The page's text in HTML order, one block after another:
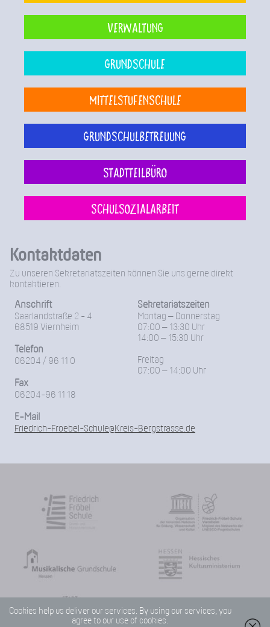
Verwaltung
Grundschule
Mittelstufenschule
Grundschulbetreuung
Stadtteilbüro
Schulsozialarbeit
Kontaktdaten
Zu unseren Sekretariatszeiten können Sie uns gerne direkt
kontaktieren.
Anschrift
Saarlandstraße 2 - 4
68519 Viernheim
Telefon
06204 / 96 11 0
Fax
06204-96 11 18
Sekretariatszeiten
Montag – Donnerstag
07:00 – 13:30 Uhr
14:00 – 15:30 Uhr
Freitag
07:00 – 14:00 Uhr
E-Mail
Friedrich-Froebel-Schule@Kreis-Bergstrasse.de
Cookies help us deliver our services. By using our services, you
agree to our use of cookies.